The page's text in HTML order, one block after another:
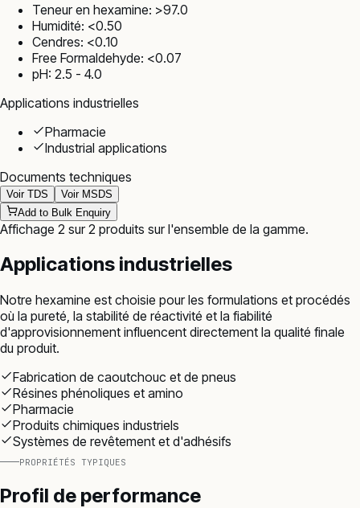
Teneur en hexamine: >97.0
Humidité: <0.50
Cendres: <0.10
Free Formaldehyde: <0.07
pH: 2.5 - 4.0
Applications industrielles
Pharmacie
Industrial applications
Documents techniques
Voir TDS
Voir MSDS
Add to Bulk Enquiry
Affichage 2 sur 2 produits sur l'ensemble de la gamme.
Applications industrielles
Notre hexamine est choisie pour les formulations et procédés
où la pureté, la stabilité de réactivité et la fiabilité
d'approvisionnement influencent directement la qualité finale
du produit.
Fabrication de caoutchouc et de pneus
Résines phénoliques et amino
Pharmacie
Produits chimiques industriels
Systèmes de revêtement et d'adhésifs
PROPRIÉTÉS TYPIQUES
Profil de performance